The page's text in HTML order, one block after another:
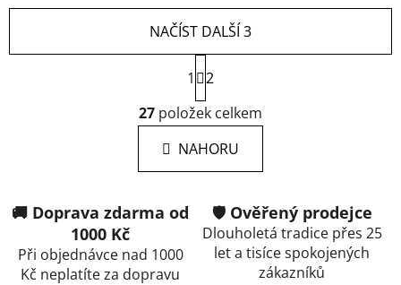
O
v
l
á
d
í
NAČÍST DALŠÍ 3
S
t
r
á
n
k
í
1
2
27 položek celkem
NAHORU
🚚 Doprava zdarma od
1000 Kč
Při objednávce nad 1000
Kč neplatíte za dopravu
🛡️ Ověřený prodejce
Dlouholetá tradice přes 25
let a tisíce spokojených
zákazníků